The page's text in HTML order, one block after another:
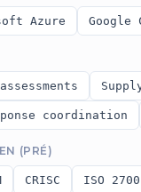
Azure Google
coordination
(PRÉ)
CRISC ISO